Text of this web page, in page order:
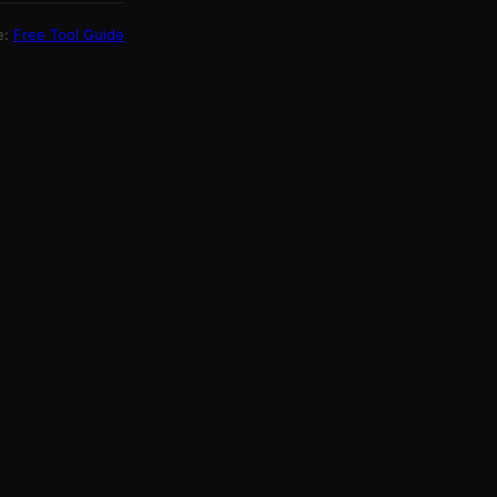
Free Tool Guide